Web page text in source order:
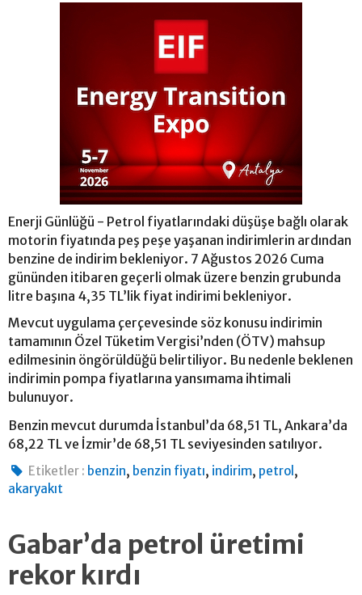
Enerji Günlüğü - Petrol fiyatlarındaki düşüşe bağlı olarak
motorin fiyatında peş peşe yaşanan indirimlerin ardından
benzine de indirim bekleniyor. 7 Ağustos 2026 Cuma
gününden itibaren geçerli olmak üzere benzin grubunda
litre başına 4,35 TL’lik fiyat indirimi bekleniyor.
Mevcut uygulama çerçevesinde söz konusu indirimin
tamamının Özel Tüketim Vergisi’nden (ÖTV) mahsup
edilmesinin öngörüldüğü belirtiliyor. Bu nedenle beklenen
indirimin pompa fiyatlarına yansımama ihtimali
bulunuyor.
Benzin mevcut durumda İstanbul’da 68,51 TL, Ankara’da
68,22 TL ve İzmir’de 68,51 TL seviyesinden satılıyor.
Etiketler : benzin, benzin fiyatı, indirim, petrol ,
akaryakıt
Gabar’da petrol üretimi
rekor kırdı